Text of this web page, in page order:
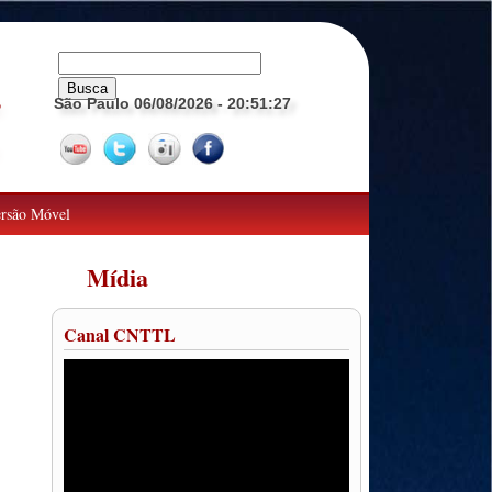
São Paulo 06/08/2026 - 20:51:28
Móvel
Mídia
Canal CNTTL